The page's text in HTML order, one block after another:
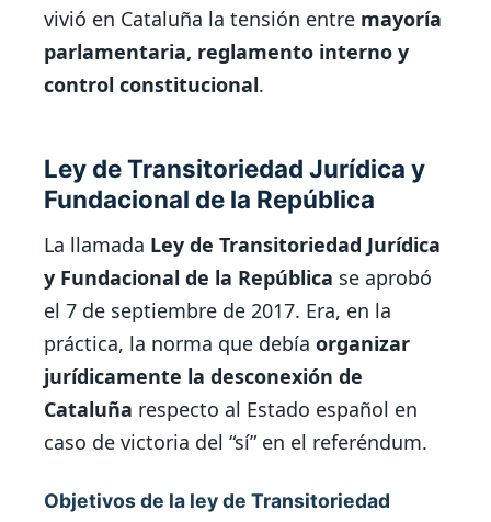
vivió en Cataluña la tensión entre mayoría
parlamentaria, reglamento interno y
control constitucional.
Ley de Transitoriedad Jurídica y
Fundacional de la República
La llamada Ley de Transitoriedad Jurídica
y Fundacional de la República se aprobó
el 7 de septiembre de 2017. Era, en la
práctica, la norma que debía organizar
jurídicamente la desconexión de
Cataluña respecto al Estado español en
caso de victoria del “sí” en el referéndum.
Objetivos de la ley de Transitoriedad